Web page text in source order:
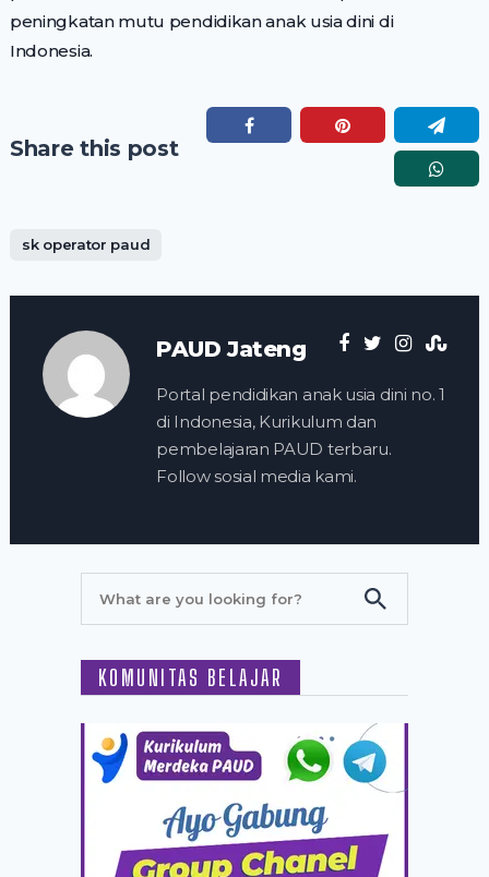
peningkatan mutu pendidikan anak usia dini di
Indonesia.
Share this post
sk operator paud
PAUD Jateng
Portal pendidikan anak usia dini no. 1
di Indonesia, Kurikulum dan
pembelajaran PAUD terbaru.
Follow sosial media kami.
KOMUNITAS BELAJAR